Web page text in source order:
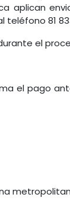
aplican
teléfono 81
el
el pago